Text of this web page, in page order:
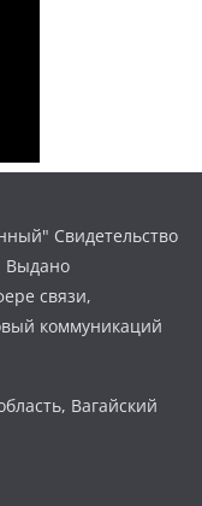
Свидетельство
Выдано
связи,
коммуникаций
Вагайский